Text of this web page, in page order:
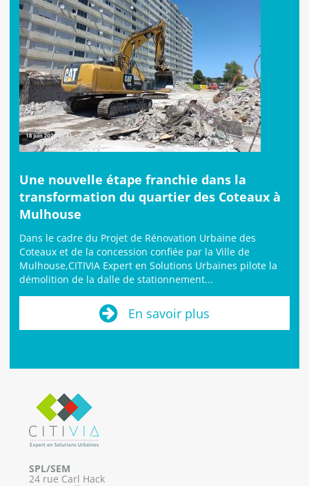
Une nouvelle étape franchie dans la
transformation du quartier des Coteaux à
Mulhouse
Dans le cadre du Projet de Rénovation Urbaine des
Coteaux et de la concession confiée par la Ville de
Mulhouse,CITIVIA Expert en Solutions Urbaines pilote la
démolition de la dalle de stationnement...
En savoir plus
SPL/SEM
24 rue Carl Hack